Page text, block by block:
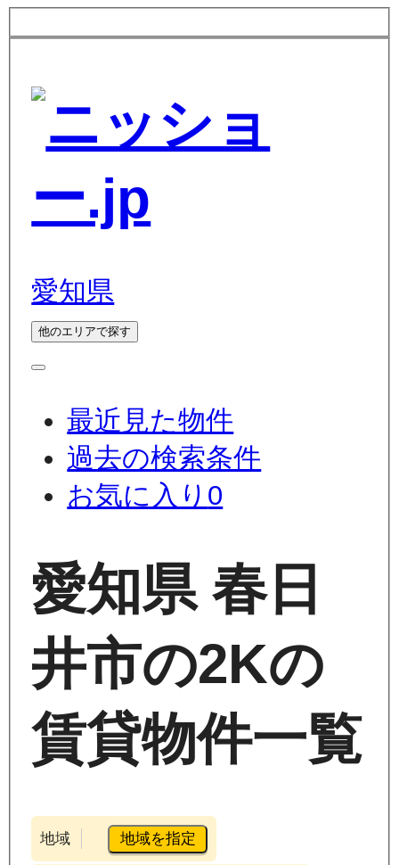
愛知県
他のエリアで探す
最近見た物件
過去の検索条件
お気に入り 0
愛知県 春日
井市の2Kの
賃貸物件一覧
地域 地域を指定